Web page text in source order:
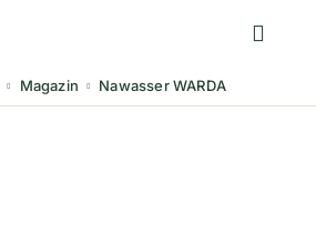
Magazin Nawasser WARDA